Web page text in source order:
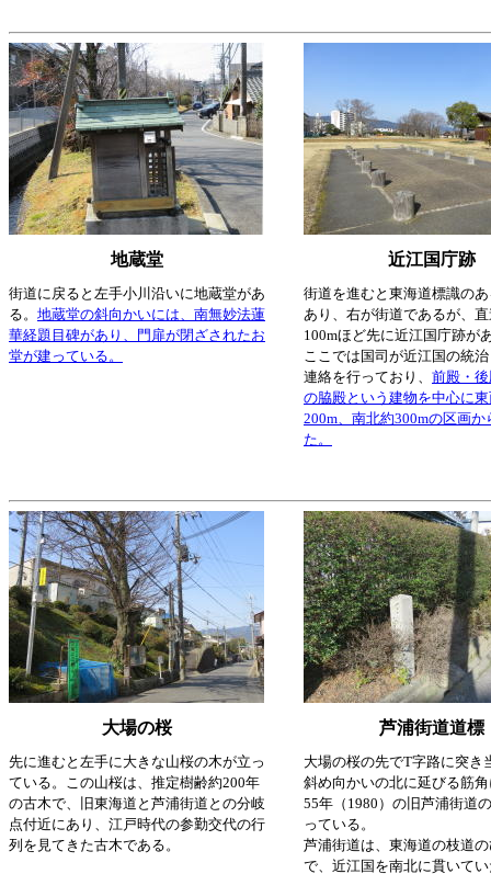
地蔵堂 近江国庁跡
街道に戻ると左手小川沿いに地蔵堂があ
る。 地蔵堂の斜向かいには、南無妙法蓮
華経題目碑があり、門扉が閉ざされたお
堂が建っている。
街道を進むと東海道標識の
あり、右が街道であるが、
100mほど先に近江国庁跡が
ここでは国司が近江国の統
連絡を行っており、 前殿・
の脇殿という建物を中心に
200m、南北約300mの区画か
た。
大場の桜 芦浦街道道標
先に進むと左手に大きな山桜の木が立っ
ている。この山桜は、推定樹齢約200年
の古木で、旧東海道と芦浦街道との分岐
点付近にあり、江戸時代の参勤交代の行
列を見てきた古木である。
大場の桜の先でT字路に突き
斜め向かいの北に延びる筋
55年（1980）の旧芦浦街道
っている。
芦浦街道は、東海道の枝道
で、近江国を南北に貫いて